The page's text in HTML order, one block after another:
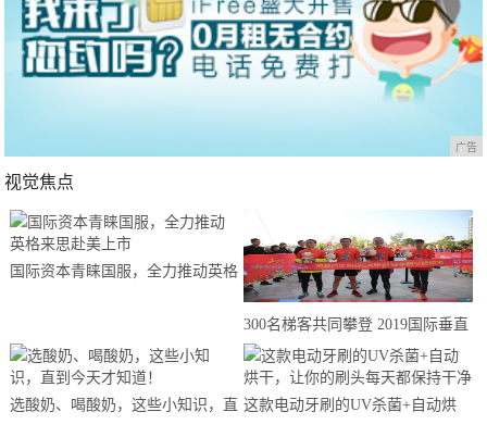
广告
视觉焦点
国际资本青睐国服，全力推动英格
300名梯客共同攀登 2019国际垂直
马拉松超级精英赛顺德海骏达中心
站欢乐开跑
选酸奶、喝酸奶，这些小知识，直 这款电动牙刷的UV杀菌+自动烘